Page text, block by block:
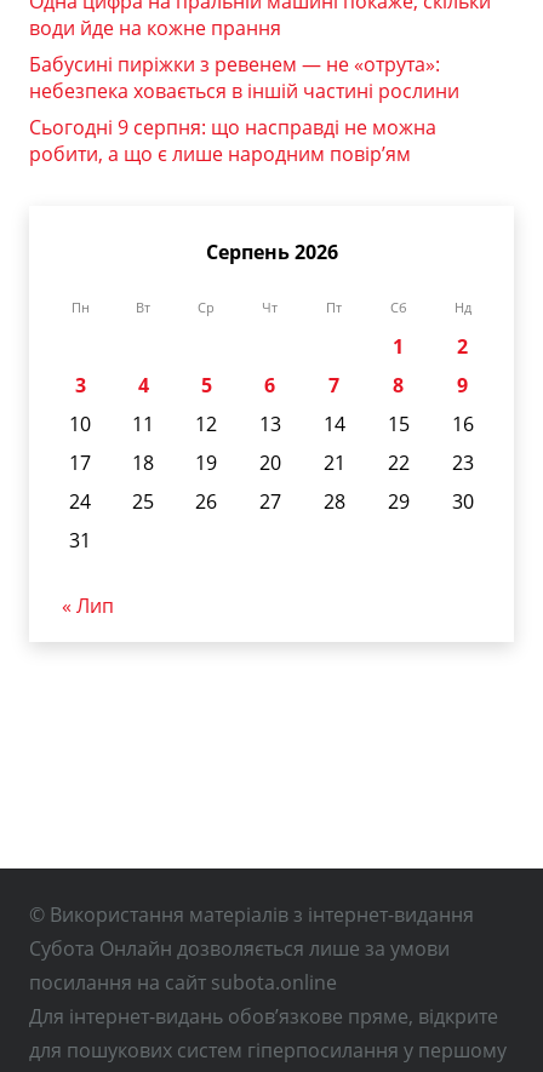
води йде на кожне прання
Бабусині пиріжки з ревенем — не «отрута»:
небезпека ховається в іншій частині рослини
Сьогодні 9 серпня: що насправді не можна
робити, а що є лише народним повір’ям
Серпень 2026
Пн Вт Ср Чт Пт Сб Нд
1
2
3
4 5 6 7 8
9
10
11 12 13 14 15
16
17
18 19 20 21 22
23
24
25 26 27 28 29
30
31
« Лип
© Використання матеріалів з інтернет-видання
Субота Онлайн дозволяється лише за умови
посилання на сайт subota.online
Для інтернет-видань обов’язкове пряме, відкрите
для пошукових систем гіперпосилання у першому